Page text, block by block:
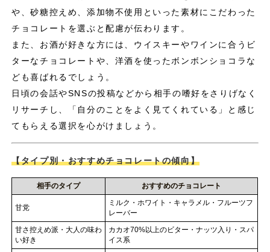
や、砂糖控えめ、添加物不使用といった素材にこだわった
チョコレートを選ぶと配慮が伝わります。
また、お酒が好きな方には、ウイスキーやワインに合うビ
ターなチョコレートや、洋酒を使ったボンボンショコラな
ども喜ばれるでしょう。
日頃の会話やSNSの投稿などから相手の嗜好をさりげなく
リサーチし、「自分のことをよく見てくれている」と感じ
てもらえる選択を心がけましょう。
【タイプ別・おすすめチョコレートの傾向】
相手のタイプ おすすめのチョコレート
甘党
ミルク・ホワイト・キャラメル・フルーツフ
レーバー
甘さ控えめ派・大人の味わ
い好き
カカオ70%以上のビター・ナッツ入り・スパ
イス系